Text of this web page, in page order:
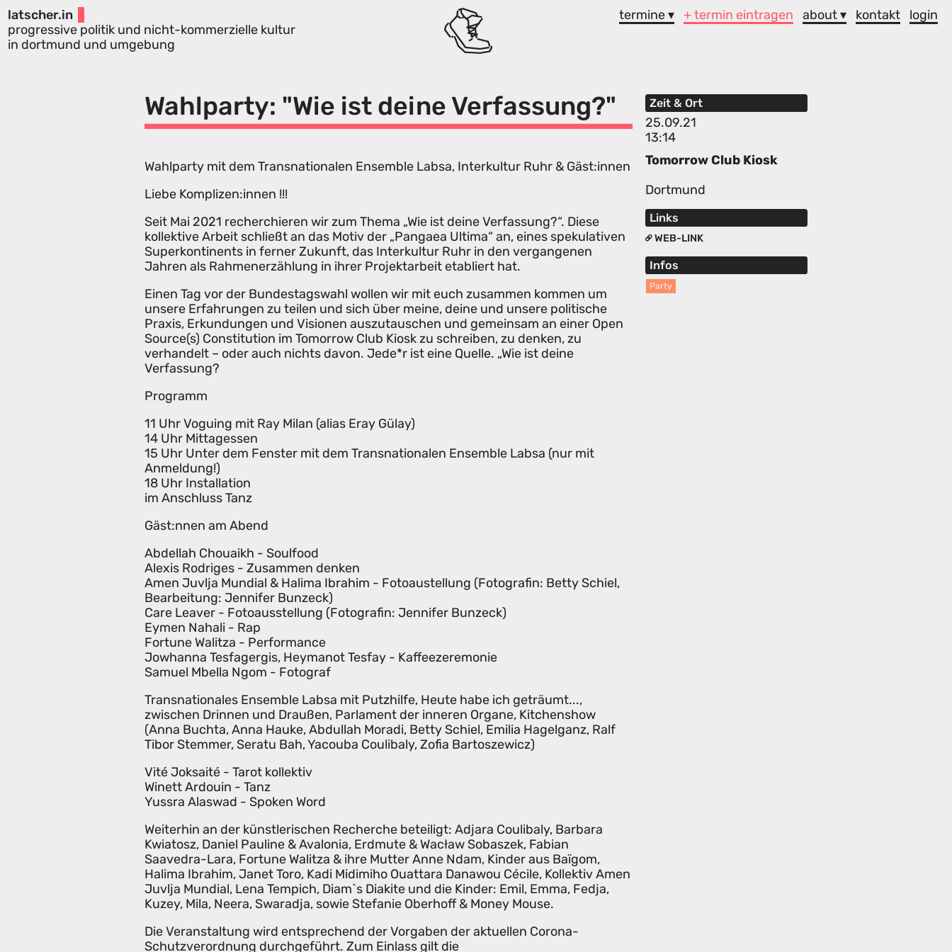
latscher.in
progressive politik und nicht-kommerzielle kultur
in dortmund und umgebung
termine ▾ + termin eintragen about ▾ kontakt login
Wahlparty: "Wie ist deine Verfassung?" Zeit & Ort
25.09.21
13:14
Tomorrow Club Kiosk
Dortmund
Links
WEB-LINK
Infos
Party
Wahlparty mit dem Transnationalen Ensemble Labsa, Interkultur Ruhr & Gäst:innen
Liebe Komplizen:innen !!!
Seit Mai 2021 recherchieren wir zum Thema „Wie ist deine Verfassung?“. Diese
kollektive Arbeit schließt an das Motiv der „Pangaea Ultima“ an, eines spekulativen
Superkontinents in ferner Zukunft, das Interkultur Ruhr in den vergangenen
Jahren als Rahmenerzählung in ihrer Projektarbeit etabliert hat.
Einen Tag vor der Bundestagswahl wollen wir mit euch zusammen kommen um
unsere Erfahrungen zu teilen und sich über meine, deine und unsere politische
Praxis, Erkundungen und Visionen auszutauschen und gemeinsam an einer Open
Source(s) Constitution im Tomorrow Club Kiosk zu schreiben, zu denken, zu
verhandelt – oder auch nichts davon. Jede*r ist eine Quelle. „Wie ist deine
Verfassung?
Programm
11 Uhr Voguing mit Ray Milan (alias Eray Gülay)
14 Uhr Mittagessen
15 Uhr Unter dem Fenster mit dem Transnationalen Ensemble Labsa (nur mit
Anmeldung!)
18 Uhr Installation
im Anschluss Tanz
Gäst:nnen am Abend
Abdellah Chouaikh - Soulfood
Alexis Rodriges - Zusammen denken
Amen Juvlja Mundial & Halima Ibrahim - Fotoaustellung (Fotografin: Betty Schiel,
Bearbeitung: Jennifer Bunzeck)
Care Leaver - Fotoausstellung (Fotografin: Jennifer Bunzeck)
Eymen Nahali - Rap
Fortune Walitza - Performance
Jowhanna Tesfagergis, Heymanot Tesfay - Kaffeezeremonie
Samuel Mbella Ngom - Fotograf
Transnationales Ensemble Labsa mit Putzhilfe, Heute habe ich geträumt...,
zwischen Drinnen und Draußen, Parlament der inneren Organe, Kitchenshow
(Anna Buchta, Anna Hauke, Abdullah Moradi, Betty Schiel, Emilia Hagelganz, Ralf
Tibor Stemmer, Seratu Bah, Yacouba Coulibaly, Zofia Bartoszewicz)
Vité Joksaité - Tarot kollektiv
Winett Ardouin - Tanz
Yussra Alaswad - Spoken Word
Weiterhin an der künstlerischen Recherche beteiligt: Adjara Coulibaly, Barbara
Kwiatosz, Daniel Pauline & Avalonia, Erdmute & Wacław Sobaszek, Fabian
Saavedra-Lara, Fortune Walitza & ihre Mutter Anne Ndam, Kinder aus Baïgom,
Halima Ibrahim, Janet Toro, Kadi Midimiho Ouattara Danawou Cécile, Kollektiv Amen
Juvlja Mundial, Lena Tempich, Diam`s Diakite und die Kinder: Emil, Emma, Fedja,
Kuzey, Mila, Neera, Swaradja, sowie Stefanie Oberhoff & Money Mouse.
Die Veranstaltung wird entsprechend der Vorgaben der aktuellen Corona-
Schutzverordnung durchgeführt. Zum Einlass gilt die